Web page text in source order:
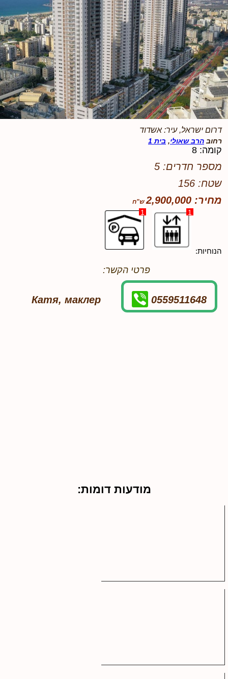
דרום ישראל, עיר: אשדוד
רחוב הרב שאולי, בית 1
קומה: 8
מספר חדרים: 5
שטח: 156
מחיר: 2,900,000
הנוחיות:
1
1
פרטי הקשר:
0559511648
Катя, маклер
מודעות דומות: